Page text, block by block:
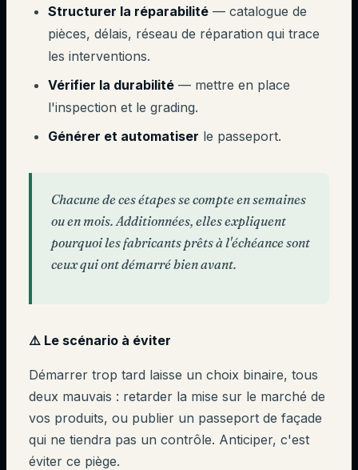
Structurer la réparabilité — catalogue de
pièces, délais, réseau de réparation qui trace
les interventions.
Vérifier la durabilité — mettre en place
l'inspection et le grading.
Générer et automatiser le passeport.
Chacune de ces étapes se compte en semaines
ou en mois. Additionnées, elles expliquent
pourquoi les fabricants prêts à l'échéance sont
ceux qui ont démarré bien avant.
⚠️ Le scénario à éviter
Démarrer trop tard laisse un choix binaire, tous
deux mauvais : retarder la mise sur le marché de
vos produits, ou publier un passeport de façade
qui ne tiendra pas un contrôle. Anticiper, c'est
éviter ce piège.